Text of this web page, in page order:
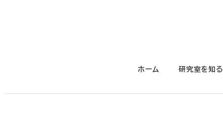
ホーム 研究室を知る